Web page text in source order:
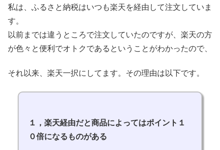
私は、ふるさと納税はいつも楽天を経由して注文していま
す。
以前までは違うところで注文していたのですが、楽天の方
が色々と便利でオトクであるということがわかったので、
それ以来、楽天一択にしてます。その理由は以下です。
１，楽天経由だと商品によってはポイント１
０倍になるものがある